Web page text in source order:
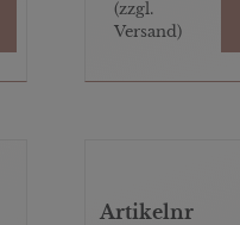
(zzgl.
Versand)
Artikelnr